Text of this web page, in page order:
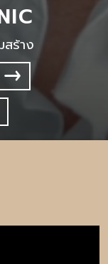
สร้าง